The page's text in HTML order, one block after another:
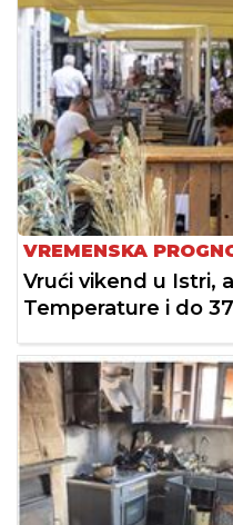
VREMENSKA
Vrući vikend u Istri,
Temperature i do 37